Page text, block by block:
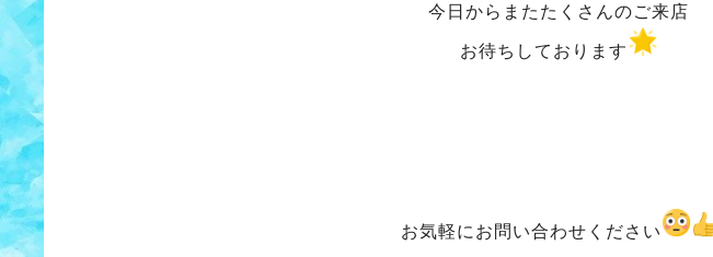
今日からまたたくさんのご来店
お待ちしております
お気軽にお問い合わせください